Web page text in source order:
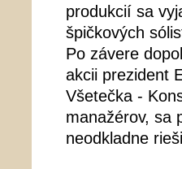
produkcií sa
špičkových
Po závere
akcii prezident
Všetečka -
manažérov, sa
neodkladne